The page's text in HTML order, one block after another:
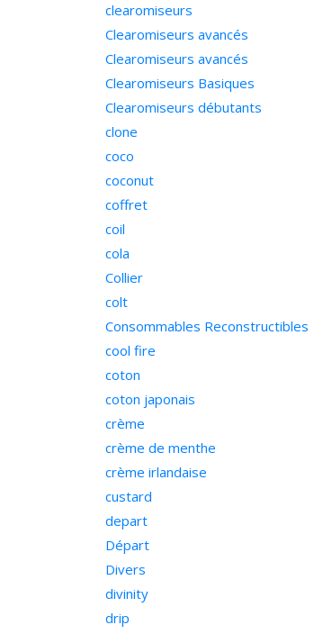
clearomiseurs
Clearomiseurs avancés
Clearomiseurs avancés
Clearomiseurs Basiques
Clearomiseurs débutants
clone
coco
coconut
coffret
coil
cola
Collier
colt
Consommables Reconstructibles
cool fire
coton
coton japonais
crème
crème de menthe
crème irlandaise
custard
depart
Départ
Divers
divinity
drip